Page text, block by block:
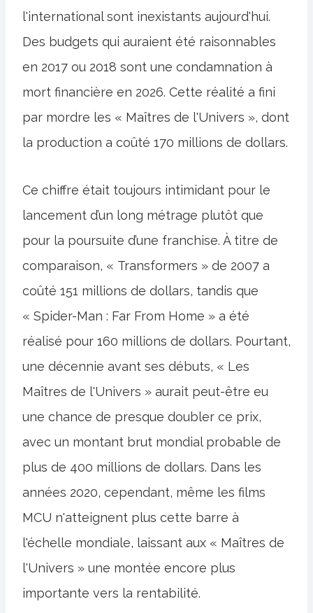
l'international sont inexistants aujourd'hui.
Des budgets qui auraient été raisonnables
en 2017 ou 2018 sont une condamnation à
mort financière en 2026. Cette réalité a fini
par mordre les « Maîtres de l'Univers », dont
la production a coûté 170 millions de dollars.
Ce chiffre était toujours intimidant pour le
lancement d’un long métrage plutôt que
pour la poursuite d’une franchise. À titre de
comparaison, « Transformers » de 2007 a
coûté 151 millions de dollars, tandis que
« Spider-Man : Far From Home » a été
réalisé pour 160 millions de dollars. Pourtant,
une décennie avant ses débuts, « Les
Maîtres de l'Univers » aurait peut-être eu
une chance de presque doubler ce prix,
avec un montant brut mondial probable de
plus de 400 millions de dollars. Dans les
années 2020, cependant, même les films
MCU n'atteignent plus cette barre à
l'échelle mondiale, laissant aux « Maîtres de
l'Univers » une montée encore plus
importante vers la rentabilité.